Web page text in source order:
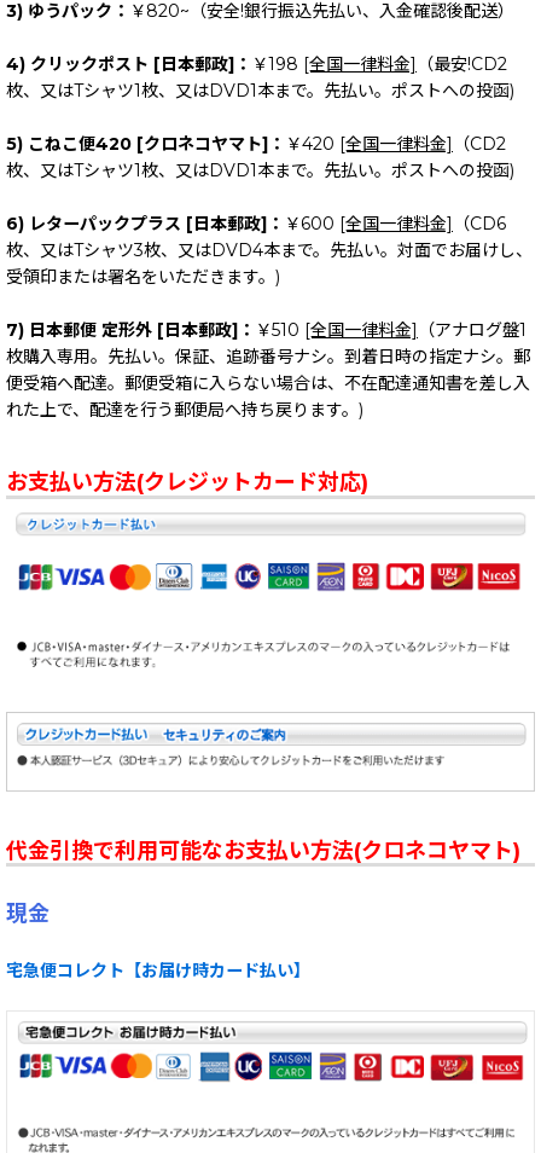
3) ゆうパック： ￥820~（安全!銀行振込先払い、入金確認後配送）
4) クリックポスト [日本郵政]： ￥198 [全国一律料金]
（最安!CD2
枚、又はTシャツ1枚、又はDVD1本まで。先払い。ポストへの投函)
5) こねこ便420 [クロネコヤマト]： ￥420 [全国一律料金]
（CD2
枚、又はTシャツ1枚、又はDVD1本まで。先払い。ポストへの投函)
6) レターパックプラス [日本郵政]： ￥600 [全国一律料金]
（CD6
枚、又はTシャツ3枚、又はDVD4本まで。先払い。対面でお届けし、
受領印または署名をいただきます。)
7) 日本郵便 定形外 [日本郵政]： ￥510 [全国一律料金]
（アナログ盤1
枚購入専用。先払い。保証、追跡番号ナシ。到着日時の指定ナシ。郵
便受箱へ配達。郵便受箱に入らない場合は、不在配達通知書を差し入
れた上で、配達を行う郵便局へ持ち戻ります。)
お支払い方法(クレジットカード対応)
代金引換で利用可能なお支払い方法(クロネコヤマト)
現金
宅急便コレクト【お届け時カード払い】